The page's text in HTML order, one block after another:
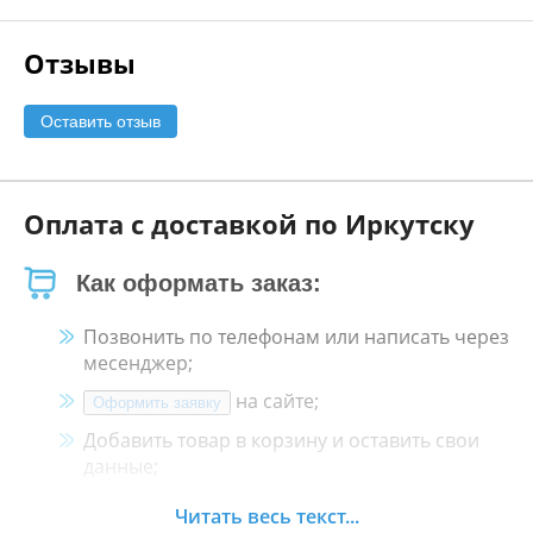
Отзывы
Оставить отзыв
Оплата с доставкой по Иркутску
Как оформать заказ:
Позвонить по телефонам или написать через
месенджер;
Оформить заявку
на сайте;
Добавить товар в корзину и оставить свои
данные;
Менеджер свяжется с Вами в течение 30
Читать весь текст...